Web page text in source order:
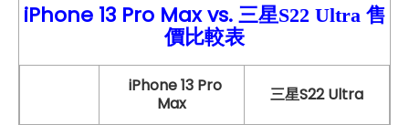
iPhone 13 Pro Max vs. 三星S22 Ultra售
價比較表
iPhone 13 Pro
Max
三星S22 Ultra